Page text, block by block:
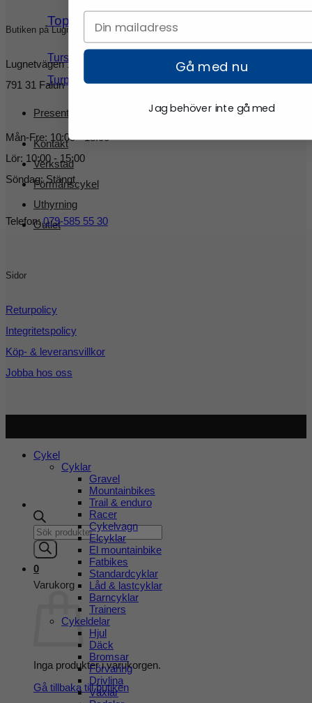
Topptur
Turskidor
Turpjäxor
Presentkort
Kontakt
Verkstad
Förmånscykel
Uthyrning
Outlet
Products
search
0
Varukorg
Inga produkter i varukorgen.
Gå tillbaka till butiken
Butiken på Lugnet
Lugnetvägen 16
791 31 Falun
Mån-Fre: 10:00 - 18:00
Lör: 10:00 - 15:00
Söndag: Stängt
Telefon:079-585 55 30
Sidor
Returpolicy
Integritetspolicy
Köp- & leveransvillkor
Jobba hos oss
Cykel
Cyklar
Gravel
Mountainbikes
Trail & enduro
Racer
Cykelvagn
Elcyklar
El mountainbike
Fatbikes
Standardcyklar
Låd & lastcyklar
Barncyklar
Trainers
Cykeldelar
Hjul
Däck
Bromsar
Förvaring
Drivlina
Växlar
Gå med nu
Jag behöver inte gå med